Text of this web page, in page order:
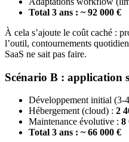
Total 3 ans : ~ 92 000 €
À cela s’ajoute le coût caché :
l’outil, contournements
SaaS ne sait pas faire.
Scénario B : application
Développement initial (3-
Hébergement (cloud) : 2
Maintenance évolutive : 8
Total 3 ans : ~ 66 000 €